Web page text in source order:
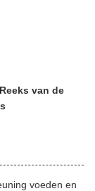
van de
voeden en